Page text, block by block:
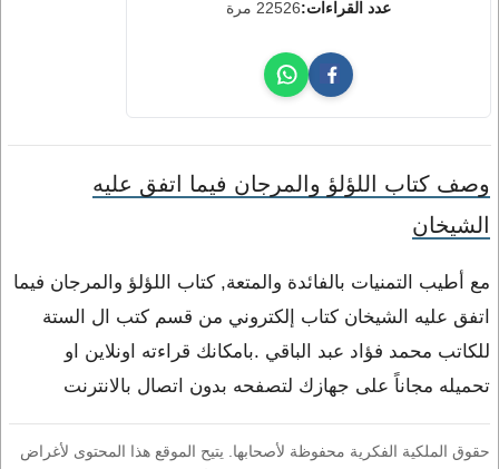
عدد القراءات:22526 مرة
وصف كتاب اللؤلؤ والمرجان فيما اتفق عليه
الشيخان
مع أطيب التمنيات بالفائدة والمتعة, كتاب اللؤلؤ والمرجان فيما
اتفق عليه الشيخان كتاب إلكتروني من قسم كتب ال الستة
للكاتب محمد فؤاد عبد الباقي .بامكانك قراءته اونلاين او
تحميله مجاناً على جهازك لتصفحه بدون اتصال بالانترنت
حقوق الملكية الفكرية محفوظة لأصحابها. يتيح الموقع هذا المحتوى لأغراض